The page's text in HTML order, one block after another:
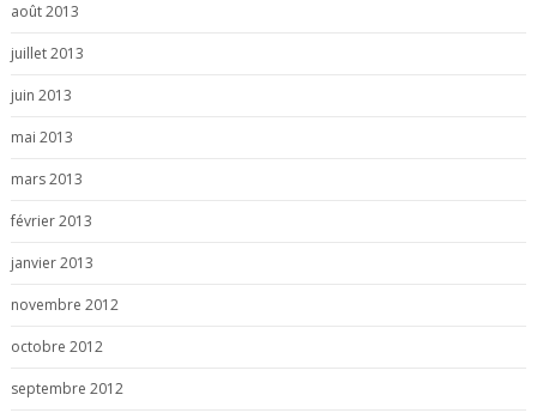
août 2013
juillet 2013
juin 2013
mai 2013
mars 2013
février 2013
janvier 2013
novembre 2012
octobre 2012
septembre 2012